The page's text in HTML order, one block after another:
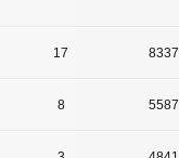
17 8337
8 5587